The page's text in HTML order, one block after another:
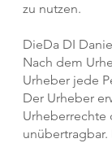
zu nutzen.
DieDa DI
Nach dem
Urheber jede
Der Urheber
Urheberrechte